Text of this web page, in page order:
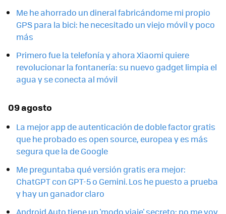
Me he ahorrado un dineral fabricándome mi propio
GPS para la bici: he necesitado un viejo móvil y poco
más
Primero fue la telefonía y ahora Xiaomi quiere
revolucionar la fontanería: su nuevo gadget limpia el
agua y se conecta al móvil
09 agosto
La mejor app de autenticación de doble factor gratis
que he probado es open source, europea y es más
segura que la de Google
Me preguntaba qué versión gratis era mejor:
ChatGPT con GPT-5 o Gemini. Los he puesto a prueba
y hay un ganador claro